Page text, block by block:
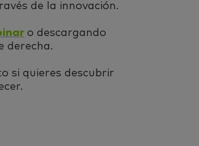
de la innovación.
o descargando
derecha.
si quieres descubrir